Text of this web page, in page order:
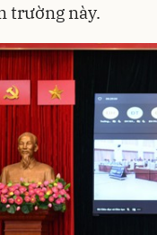
trường này.